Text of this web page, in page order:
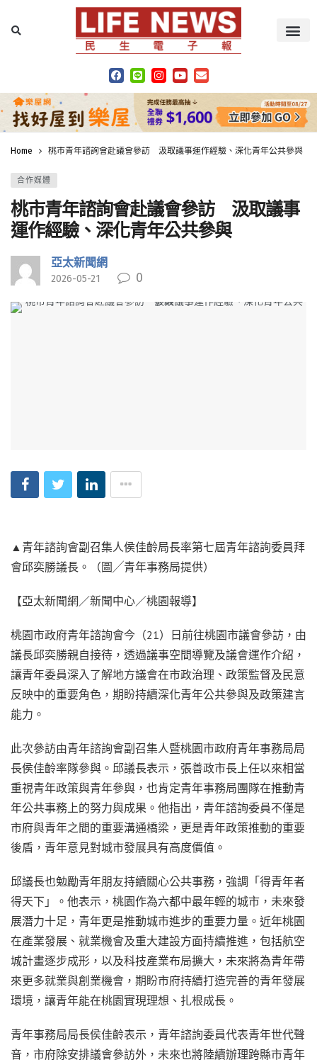
Home 桃市青年諮詢會赴議會參訪 汲取議事運作經驗、深化青年公共參與
合作媒體
桃市青年諮詢會赴議會參訪 汲取議事
運作經驗、深化青年公共參與
亞太新聞網
2026-05-21 0
▲青年諮詢會副召集人侯佳齡局長率第七屆青年諮詢委員拜
會邱奕勝議長。（圖╱青年事務局提供）
【亞太新聞網／新聞中心／桃園報導】
桃園市政府青年諮詢會今（21）日前往桃園市議會參訪，由
議長邱奕勝親自接待，透過議事空間導覽及議會運作介紹，
讓青年委員深入了解地方議會在市政治理、政策監督及民意
反映中的重要角色，期盼持續深化青年公共參與及政策建言
能力。
此次參訪由青年諮詢會副召集人暨桃園市政府青年事務局局
長侯佳齡率隊參與。邱議長表示，張善政市長上任以來相當
重視青年政策與青年參與，也肯定青年事務局團隊在推動青
年公共事務上的努力與成果。他指出，青年諮詢委員不僅是
市府與青年之間的重要溝通橋梁，更是青年政策推動的重要
後盾，青年意見對城市發展具有高度價值。
邱議長也勉勵青年朋友持續關心公共事務，強調「得青年者
得天下」。他表示，桃園作為六都中最年輕的城市，未來發
展潛力十足，青年更是推動城市進步的重要力量。近年桃園
在產業發展、就業機會及重大建設方面持續推進，包括航空
城計畫逐步成形，以及科技產業布局擴大，未來將為青年帶
來更多就業與創業機會，期盼市府持續打造完善的青年發展
環境，讓青年能在桃園實現理想、扎根成長。
青年事務局局長侯佳齡表示，青年諮詢委員代表青年世代聲
音，市府除安排議會參訪外，未來也將陸續辦理跨縣市青年